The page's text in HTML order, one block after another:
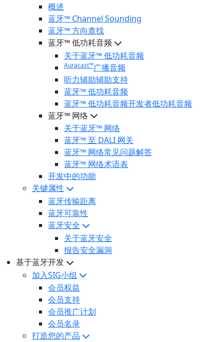
概述
蓝牙™ Channel Sounding
蓝牙™ 方向查找
蓝牙™ 低功耗音频
关于蓝牙™ 低功耗音频
Auracast™广播音频
听力辅助辅助支持
蓝牙™ 低功耗音频
蓝牙™ 低功耗音频开发者低功耗音频
蓝牙™ 网络
关于蓝牙™ 网络
蓝牙™ 至 DALI 网关
蓝牙™ 网络常见问题解答
蓝牙™ 网络术语表
开发中的功能
关键属性
蓝牙传输距离
蓝牙可靠性
蓝牙安全
关于蓝牙安全
报告安全漏洞
基于蓝牙开发
加入SIG小组
会员权益
会员支持
会员推广计划
会员名录
打造您的产品